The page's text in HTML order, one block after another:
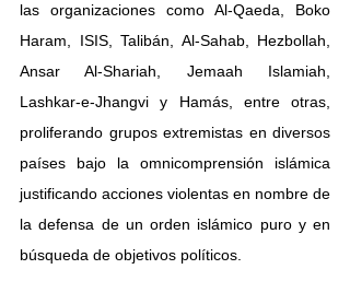
las organizaciones como Al-Qaeda, Boko
Haram, ISIS, Talibán, Al-Sahab, Hezbollah,
Ansar Al-Shariah, Jemaah Islamiah,
Lashkar-e-Jhangvi y Hamás, entre otras,
proliferando grupos extremistas en diversos
países bajo la omnicomprensión islámica
justificando acciones violentas en nombre de
la defensa de un orden islámico puro y en
búsqueda de objetivos políticos.